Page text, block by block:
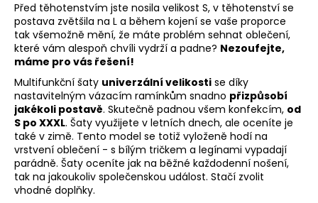
Před těhotenstvím jste nosila velikost S, v těhotenství se
postava zvětšila na L a během kojení se vaše proporce
tak všemožně mění, že máte problém sehnat oblečení,
které vám alespoň chvíli vydrží a padne? Nezoufejte,
máme pro vás řešení!
Multifunkční šaty univerzální velikosti se díky
nastavitelným vázacím ramínkům snadno přizpůsobí
jakékoli postavě. Skutečně padnou všem konfekcím, od
S po XXXL. Šaty využijete v letních dnech, ale oceníte je
také v zimě. Tento model se totiž vyloženě hodí na
vrstvení oblečení - s bílým tričkem a legínami vypadají
parádně. Šaty oceníte jak na běžné každodenní nošení,
tak na jakoukoliv společenskou událost. Stačí zvolit
vhodné doplňky.